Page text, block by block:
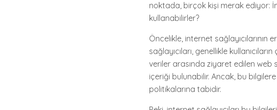
noktada, birçok kişi merak ediyor:
kullanabilirler?
Öncelikle, internet sağlayıcılarının
sağlayıcıları, genellikle
veriler arasında ziyaret edilen web
içeriği bulunabilir. Ancak, bu
politikalarına tabidir.